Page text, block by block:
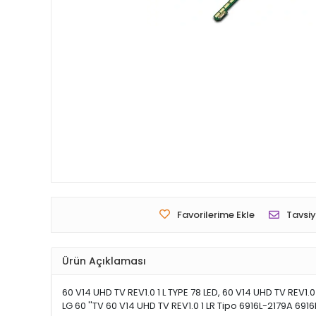
Favorilerime Ekle
Ürün Açıklaması
60 V14 UHD TV REV1.0 1 L TYPE 78 LED, 60 V14 UHD TV REV1.0
LG 60 ''TV 60 V14 UHD TV REV1.0 1 LR Tipo 6916L-2179A